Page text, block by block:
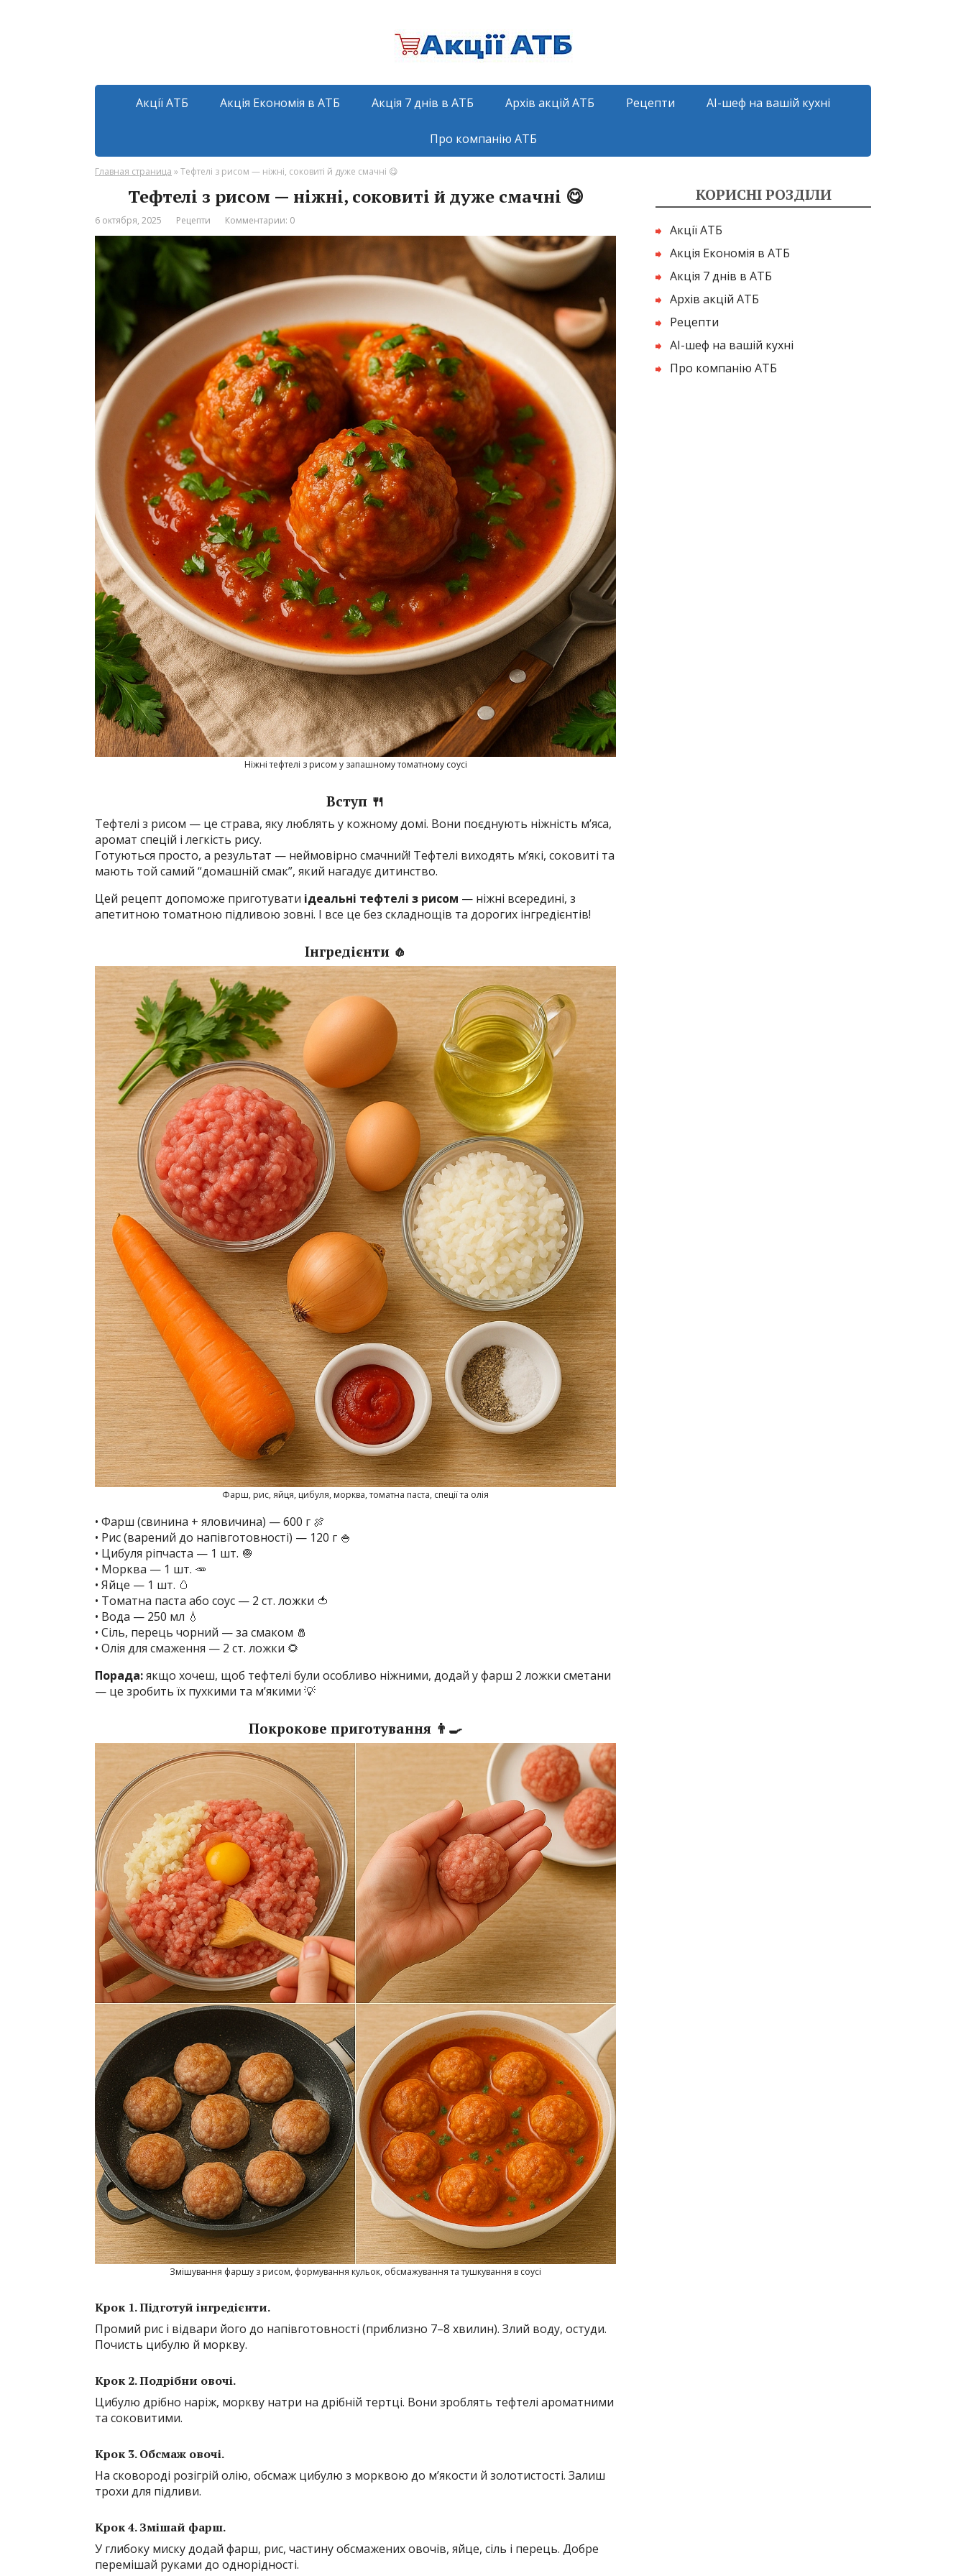
Акції АТБ Акція Економія в АТБ Акція 7 днів в АТБ Архів акцій АТБ Рецепти AI-шеф на вашій кухні
Про компанію АТБ
Главная страница »Тефтелі з рисом — ніжні, соковиті й дуже смачні 😋
Тефтелі з рисом — ніжні, соковиті й дуже смачні 😋
6 октября, 2025 Рецепти Комментарии: 0
Ніжні тефтелі з рисом у запашному томатному соусі
Вступ 🍴
Тефтелі з рисом — це страва, яку люблять у кожному домі. Вони поєднують ніжність м’яса,
аромат спецій і легкість рису.
Готуються просто, а результат — неймовірно смачний! Тефтелі виходять м’які, соковиті та
мають той самий “домашній смак”, який нагадує дитинство.
Цей рецепт допоможе приготувати ідеальні тефтелі з рисом — ніжні всередині, з
апетитною томатною підливою зовні. І все це без складнощів та дорогих інгредієнтів!
Інгредієнти 🧄
Фарш, рис, яйця, цибуля, морква, томатна паста, спеції та олія
• Фарш (свинина + яловичина) — 600 г 🍖
• Рис (варений до напівготовності) — 120 г 🍚
• Цибуля ріпчаста — 1 шт. 🧅
• Морква — 1 шт. 🥕
• Яйце — 1 шт. 🥚
• Томатна паста або соус — 2 ст. ложки 🍅
• Вода — 250 мл 💧
• Сіль, перець чорний — за смаком 🧂
• Олія для смаження — 2 ст. ложки 🌻
Порада:якщо хочеш, щоб тефтелі були особливо ніжними, додай у фарш 2 ложки сметани
— це зробить їх пухкими та м’якими 💡
Покрокове приготування 👨‍🍳
Змішування фаршу з рисом, формування кульок, обсмажування та тушкування в соусі
Крок 1. Підготуй інгредієнти.
Промий рис і відвари його до напівготовності (приблизно 7–8 хвилин). Злий воду, остуди.
Почисть цибулю й моркву.
Крок 2. Подрібни овочі.
Цибулю дрібно наріж, моркву натри на дрібній тертці. Вони зроблять тефтелі ароматними
та соковитими.
Крок 3. Обсмаж овочі.
На сковороді розігрій олію, обсмаж цибулю з морквою до м’якости й золотистості. Залиш
трохи для підливи.
Крок 4. Змішай фарш.
У глибоку миску додай фарш, рис, частину обсмажених овочів, яйце, сіль і перець. Добре
перемішай руками до однорідності.
КОРИСНІ РОЗДІЛИ
Акції АТБ
Акція Економія в АТБ
Акція 7 днів в АТБ
Архів акцій АТБ
Рецепти
AI-шеф на вашій кухні
Про компанію АТБ